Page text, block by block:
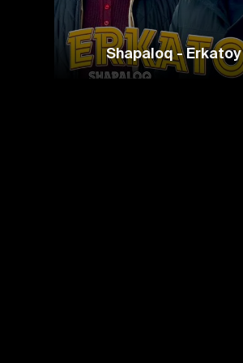
Shapaloq - Erkatoy